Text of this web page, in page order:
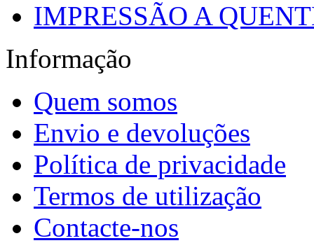
IMPRESSÃO A
Informação
Quem somos
Envio e devoluções
Política de privacidade
Termos de utilização
Contacte-nos